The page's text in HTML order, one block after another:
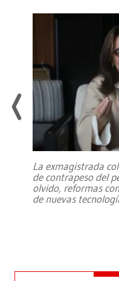
La exmagistrada
de contrapeso del
olvido, reformas
de nuevas